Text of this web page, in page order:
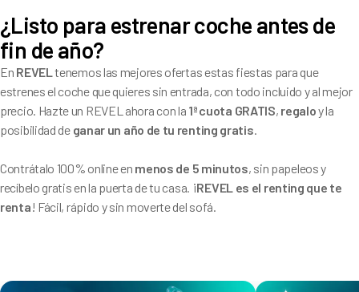
¿Listo para estrenar coche antes de
fin de año?
En REVELtenemos las mejores ofertas estas fiestas para que
estrenes el coche que quieres sin entrada, con todo incluido y al mejor
precio. Hazte un REVEL ahora con la 1ª cuota GRATIS, regaloy la
posibilidad de ganar un año de tu renting gratis.
Contrátalo 100% online en menos de 5 minutos, sin papeleos y
recíbelo gratis en la puerta de tu casa. ¡REVEL es el renting que te
renta! Fácil, rápido y sin moverte del sofá.